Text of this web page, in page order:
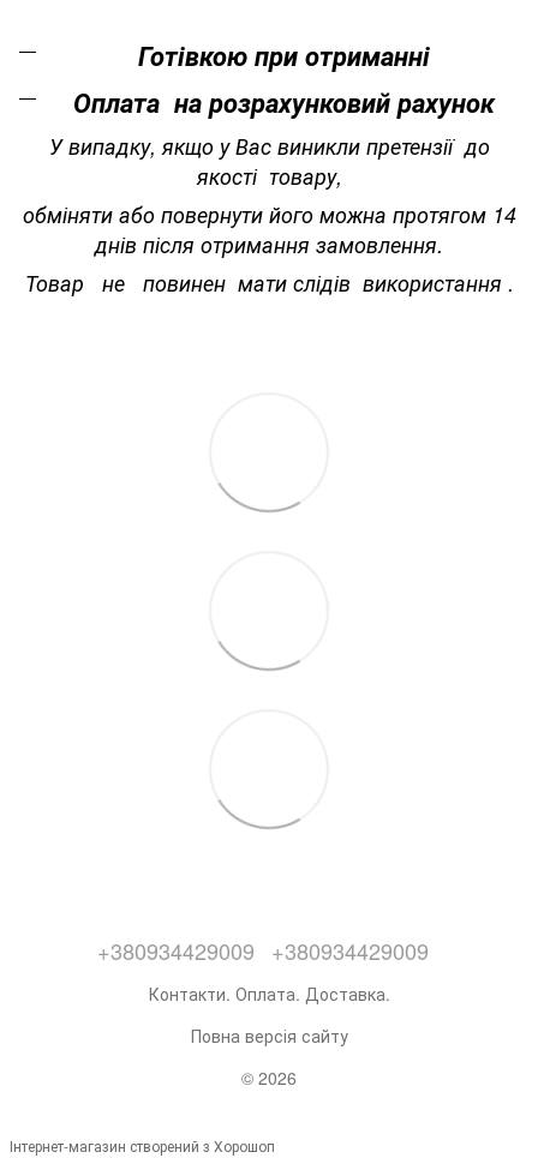
Готівкою при отриманні
Оплата на розрахунковий рахунок
У випадку, якщо у Вас виникли претензії до
якості товару,
обміняти або повернути його можна протягом 14
днів після отримання замовлення.
Товар не повинен мати слідів використання .
+380934429009 +380934429009
Контакти. Оплата. Доставка.
Повна версія сайту
© 2026
Інтернет-магазин створений з Хорошоп